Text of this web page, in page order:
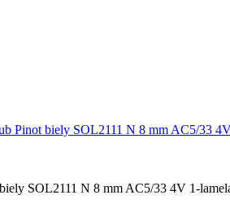
SOL2111 N 8 mm AC5/33 4V 1-